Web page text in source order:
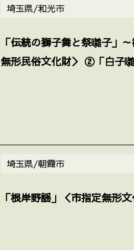
埼玉県/和光市
「伝統の獅子舞と祭囃子」
無形民俗文化財＞ ②「白子
埼玉県/朝霞市
「根岸野謡」＜市指定無形文